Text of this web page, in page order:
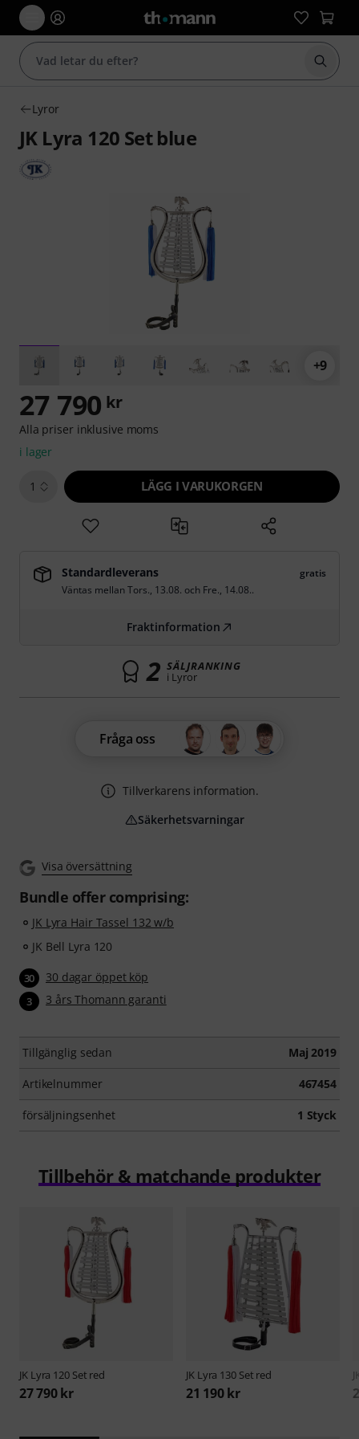
Börja
Lyror
JK Lyra 120 Set blue
+9
Visa översättning
Bundle offer comprising:
JK Lyra Hair Tassel 132 w/b
JK Bell Lyra 120
30 30 dagar öppet köp
3 3 års Thomann garanti
Tillgänglig sedan Maj 2019
Artikelnummer 467454
försäljningsenhet 1 Styck
27 790 kr
Alla priser inklusive moms
i lager
1 LÄGG I VARUKORGEN
Standardleverans
gratis
Väntas mellanTors., 13.08. och Fre., 14.08..
Fraktinformation
2 SÄLJRANKING
i Lyror
Fråga oss
Tillverkarens information.
Säkerhetsvarningar
Tillbehör & matchande produkter
JK Lyra 120 Set red
27 790 kr
JK Lyra 130 Set red
21 190 kr